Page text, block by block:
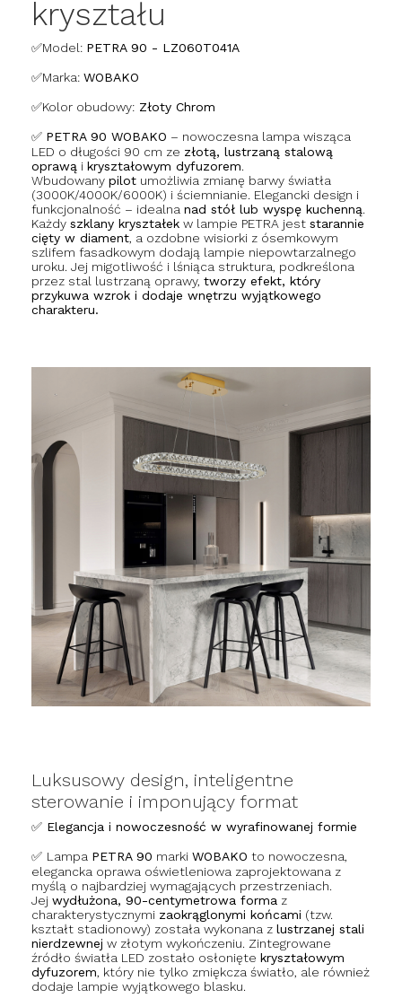
kryształu
✅Model: PETRA 90 - LZ060T041A
✅Marka: WOBAKO
✅Kolor obudowy: Złoty Chrom
✅ PETRA 90 WOBAKO – nowoczesna lampa wisząca
LED o długości 90 cm ze złotą, lustrzaną stalową
oprawą i kryształowym dyfuzorem.
Wbudowany pilot umożliwia zmianę barwy światła
(3000K/4000K/6000K) i ściemnianie. Elegancki design i
funkcjonalność – idealna nad stół lub wyspę kuchenną.
Każdy szklany kryształek w lampie PETRA jest starannie
cięty w diament, a ozdobne wisiorki z ósemkowym
szlifem fasadkowym dodają lampie niepowtarzalnego
uroku. Jej migotliwość i lśniąca struktura, podkreślona
przez stal lustrzaną oprawy, tworzy efekt, który
przykuwa wzrok i dodaje wnętrzu wyjątkowego
charakteru.
Luksusowy design, inteligentne
sterowanie i imponujący format
✅ Elegancja i nowoczesność w wyrafinowanej formie
✅ Lampa PETRA 90 marki WOBAKO to nowoczesna,
elegancka oprawa oświetleniowa zaprojektowana z
myślą o najbardziej wymagających przestrzeniach.
Jej wydłużona, 90-centymetrowa forma z
charakterystycznymi zaokrąglonymi końcami (tzw.
kształt stadionowy) została wykonana z lustrzanej stali
nierdzewnej w złotym wykończeniu. Zintegrowane
źródło światła LED zostało osłonięte kryształowym
dyfuzorem, który nie tylko zmiękcza światło, ale również
dodaje lampie wyjątkowego blasku.